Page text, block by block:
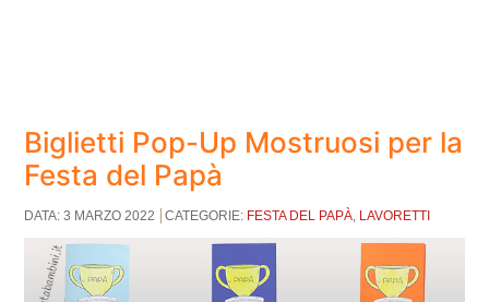
Biglietti Pop-Up Mostruosi per la
Festa del Papà
DATA: 3 MARZO 2022 CATEGORIE: FESTA DEL PAPÀ, LAVORETTI